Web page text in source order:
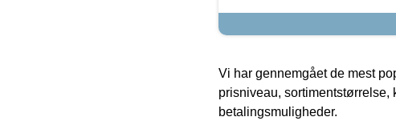
Vi har gennemgået de mest
prisniveau, sortimentstørrelse,
betalingsmuligheder.